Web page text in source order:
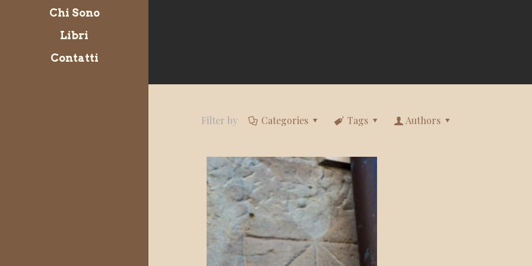
Chi Sono
Libri
Contatti
Filter by Categories Tags Authors